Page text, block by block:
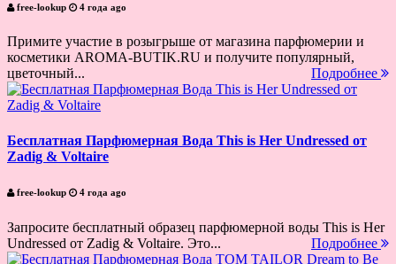
free-lookup 4 года ago
Примите участие в розыгрыше от магазина парфюмерии и
косметики AROMA-BUTIK.RU и получите популярный,
цветочный...
Подробнее
Бесплатная Парфюмерная Вода This is Her Undressed от
Zadig & Voltaire
free-lookup 4 года ago
Запросите бесплатный образец парфюмерной воды This is Her
Undressed от Zadig & Voltaire. Это...
Подробнее